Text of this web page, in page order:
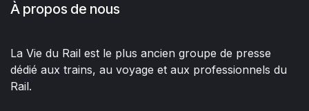
À propos de nous
La Vie du Rail est le plus ancien groupe de presse
dédié aux trains, au voyage et aux professionnels du
Rail.